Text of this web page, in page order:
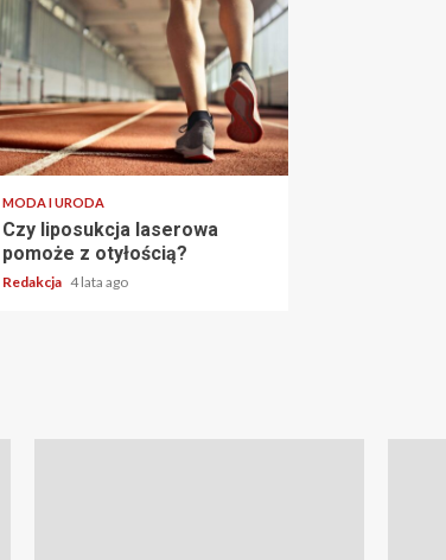
2 min read
MODA I URODA
Czy liposukcja laserowa
pomoże z otyłością?
Redakcja 4 lata ago